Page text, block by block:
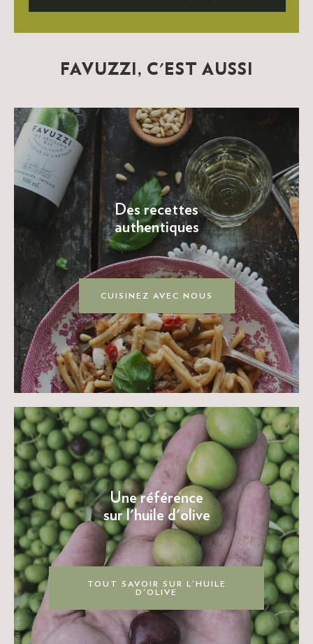
FAVUZZI, C'EST AUSSI
Des recettes
authentiques
CUISINEZ AVEC NOUS
Une référence
sur l'huile d'olive
TOUT SAVOIR SUR L'HUILE
D'OLIVE